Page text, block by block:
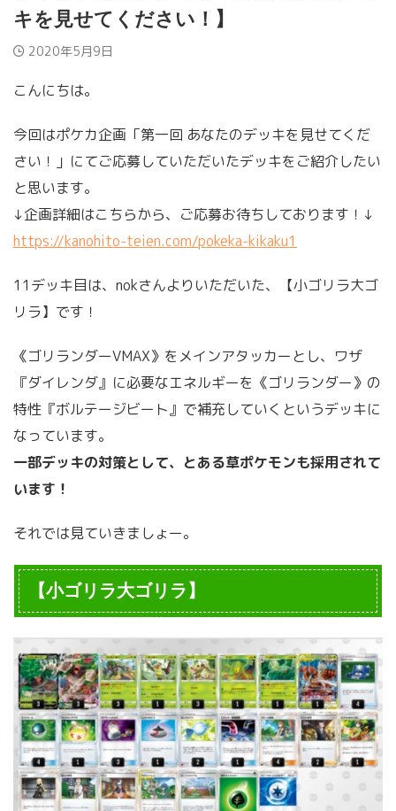
キを見せてください！】
2020年5月9日
こんにちは。
今回はポケカ企画「第一回 あなたのデッキを見せてくだ
さい！」にてご応募していただいたデッキをご紹介したい
と思います。
↓企画詳細はこちらから、ご応募お待ちしております！↓
https://kanohito-teien.com/pokeka-kikaku1
11デッキ目は、nokさんよりいただいた、【小ゴリラ大ゴ
リラ】です！
《ゴリランダーVMAX》をメインアタッカーとし、ワザ
『ダイレンダ』に必要なエネルギーを《ゴリランダー》の
特性『ボルテージビート』で補充していくというデッキに
なっています。
一部デッキの対策として、とある草ポケモンも採用されて
います！
それでは見ていきましょー。
【小ゴリラ大ゴリラ】